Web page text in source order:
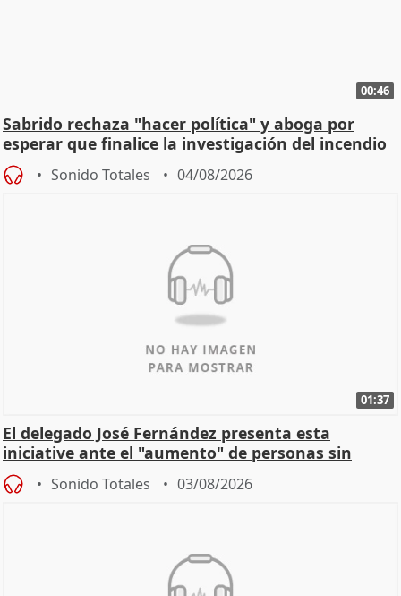
00:46
Sabrido rechaza "hacer política" y aboga por
esperar que finalice la investigación del incendio
Sonido Totales 04/08/2026
01:37
El delegado José Fernández presenta esta
iniciative ante el "aumento" de personas sin
hogar en Madri
Sonido Totales 03/08/2026